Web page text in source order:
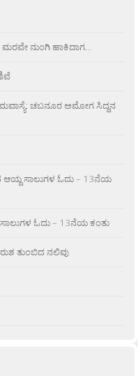
ನುಂಗಿ ಹಾಕಿದಾಗ…
ಚಬನೂರ ಅಮೋಗ ಸಿದ್ದನ
ಸಾಲುಗಳ ಓದು – 13ನೆಯ
ಓದು – 13ನೆಯ ಕಂತು
ತುಂಬಿದ ನಲಿವು